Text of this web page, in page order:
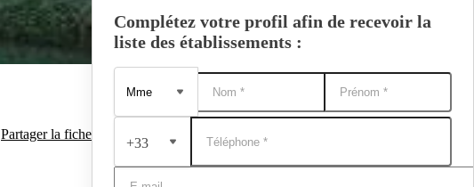
Partager la fiche
Complétez votre profil afin de recevoir la
liste des établissements :
+33